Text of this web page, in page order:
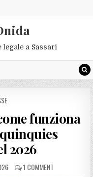
a Sassari
funziona
2026
1 COMMENT